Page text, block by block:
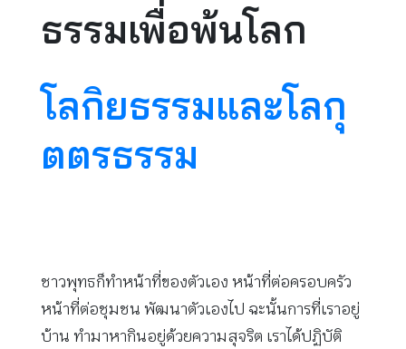
ธรรมเพื่อพ้นโลก
โลกิยธรรมและโลกุ
ตตรธรรม
ชาวพุทธก็ทำหน้าที่ของตัวเอง หน้าที่ต่อครอบครัว
หน้าที่ต่อชุมชน พัฒนาตัวเองไป ฉะนั้นการที่เราอยู่
บ้าน ทำมาหากินอยู่ด้วยความสุจริต เราได้ปฏิบัติ